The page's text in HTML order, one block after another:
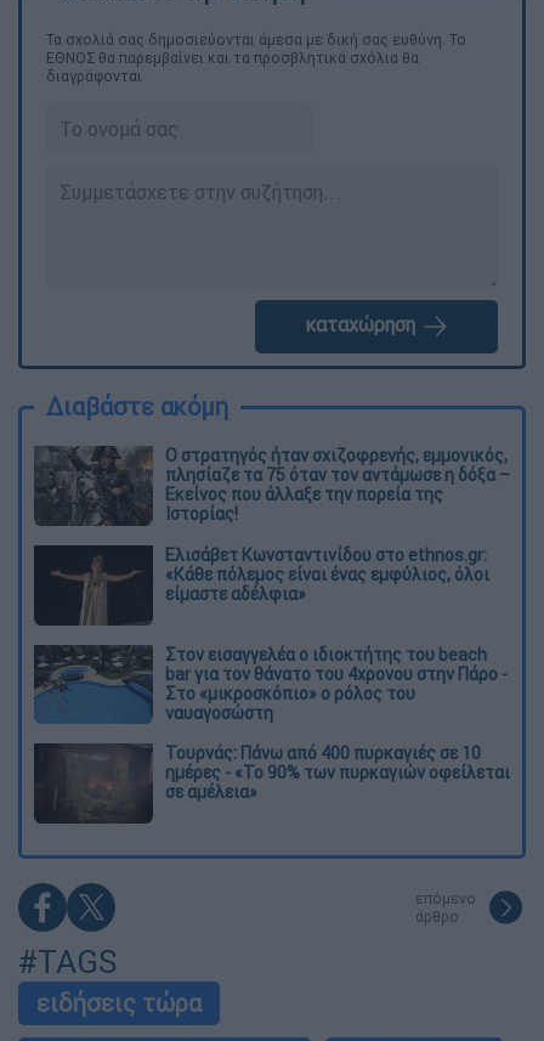
Τα σχολιά σας δημοσιεύονται άμεσα με δική σας ευθύνη. Το
ΕΘΝΟΣ θα παρεμβαίνει και τα προσβλητικά σχόλια θα
διαγράφονται
καταχώρηση
Διαβάστε ακόμη
O στρατηγός ήταν σχιζοφρενής, εμμονικός,
πλησίαζε τα 75 όταν τον αντάμωσε η δόξα –
Εκείνος που άλλαξε την πορεία της
Ιστορίας!
Ελισάβετ Κωνσταντινίδου στο ethnos.gr:
«Κάθε πόλεμος είναι ένας εμφύλιος, όλοι
είμαστε αδέλφια»
Στον εισαγγελέα ο ιδιοκτήτης του beach
bar για τον θάνατο του 4χρονου στην Πάρο -
Στο «μικροσκόπιο» ο ρόλος του
ναυαγοσώστη
Τουρνάς: Πάνω από 400 πυρκαγιές σε 10
ημέρες - «Το 90% των πυρκαγιών οφείλεται
σε αμέλεια»
επόμενο
άρθρο
#TAGS
ειδήσεις τώρα